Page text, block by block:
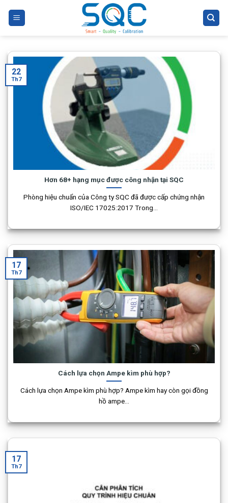
Hơn 68+ hạng mục được công nhận tại SQC
Phòng hiệu chuẩn của Công ty SQC đã được cấp chứng nhận
ISO/IEC 17025:2017 Trong...
22
Th7
Cách lựa chọn Ampe kìm phù hợp?
Cách lựa chọn Ampe kìm phù hợp? Ampe kìm hay còn gọi đồng
hồ ampe...
17
Th7
17
Th7